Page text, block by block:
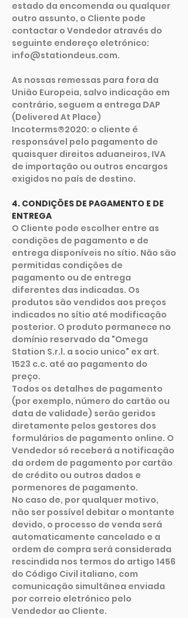
estado da encomenda ou qualquer
outro assunto, o Cliente pode
contactar o Vendedor através do
seguinte endereço eletrónico:
info@stationdeus.com.
As nossas remessas para fora da
União Europeia, salvo indicação em
contrário, seguem a entrega DAP
(Delivered At Place)
Incoterms®2020: o cliente é
responsável pelo pagamento de
quaisquer direitos aduaneiros, IVA
de importação ou outros encargos
exigidos no país de destino.
4. CONDIÇÕES DE PAGAMENTO E DE
ENTREGA
O Cliente pode escolher entre as
condições de pagamento e de
entrega disponíveis no sítio. Não são
permitidas condições de
pagamento ou de entrega
diferentes das indicadas. Os
produtos são vendidos aos preços
indicados no sítio até modificação
posterior. O produto permanece no
domínio reservado da "Omega
Station S.r.l. a socio unico" ex art.
1523 c.c. até ao pagamento do
preço.
Todos os detalhes de pagamento
(por exemplo, número do cartão ou
data de validade) serão geridos
diretamente pelos gestores dos
formulários de pagamento online. O
Vendedor só receberá a notificação
da ordem de pagamento por cartão
de crédito ou outros dados e
pormenores de pagamento.
No caso de, por qualquer motivo,
não ser possível debitar o montante
devido, o processo de venda será
automaticamente cancelado e a
ordem de compra será considerada
rescindida nos termos do artigo 1456
do Código Civil italiano, com
comunicação simultânea enviada
por correio eletrónico pelo
Vendedor ao Cliente.